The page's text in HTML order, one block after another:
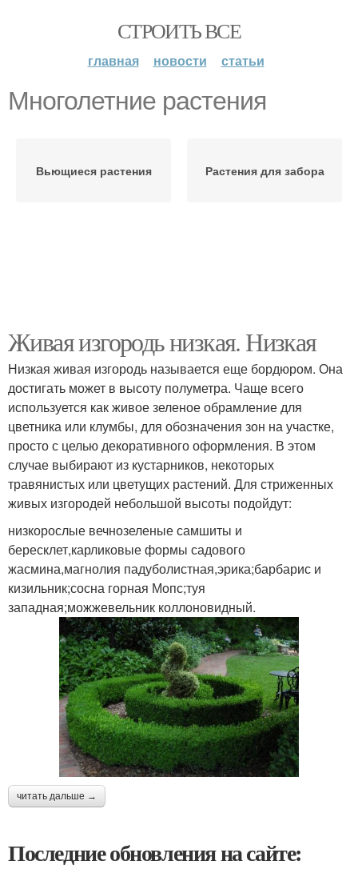
СТРОИТЬ ВСЕ
главная новости статьи
Многолетние растения
Вьющиеся растения Растения для забора
Живая изгородь низкая. Низкая
Низкая живая изгородь называется еще бордюром. Она
достигать может в высоту полуметра. Чаще всего
используется как живое зеленое обрамление для
цветника или клумбы, для обозначения зон на участке,
просто с целью декоративного оформления. В этом
случае выбирают из кустарников, некоторых
травянистых или цветущих растений. Для стриженных
живых изгородей небольшой высоты подойдут:
низкорослые вечнозеленые самшиты и
бересклет,карликовые формы садового
жасмина,магнолия падуболистная,эрика;барбарис и
кизильник;сосна горная Мопс;туя
западная;можжевельник коллоновидный.
читать дальше →
Последние обновления на сайте: